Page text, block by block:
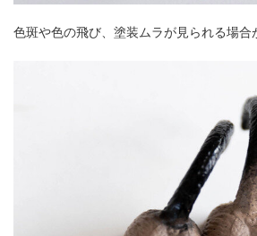
色斑や色の飛び、塗装ムラが見られる場合